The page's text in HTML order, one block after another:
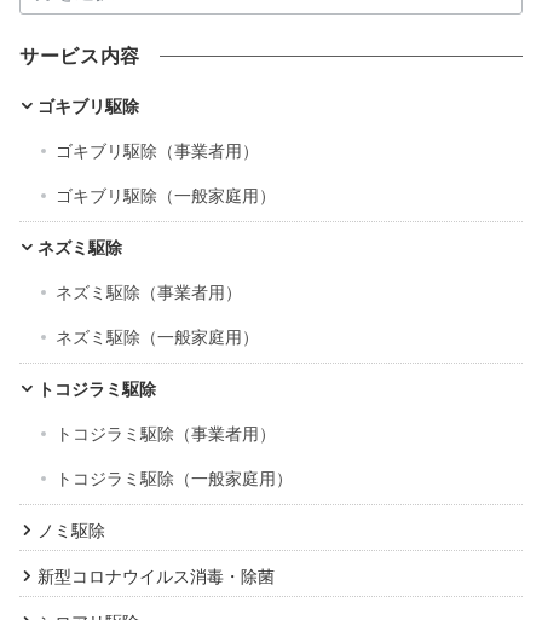
ー
カ
イ
ブ
サービス内容
ゴキブリ駆除
ゴキブリ駆除（事業者用）
ゴキブリ駆除（一般家庭用）
ネズミ駆除
ネズミ駆除（事業者用）
ネズミ駆除（一般家庭用）
トコジラミ駆除
トコジラミ駆除（事業者用）
トコジラミ駆除（一般家庭用）
ノミ駆除
新型コロナウイルス消毒・除菌